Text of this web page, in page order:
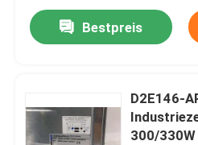
Produkte
Bestpreis
D2E146-
300/330W